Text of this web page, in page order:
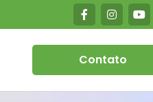
Contato